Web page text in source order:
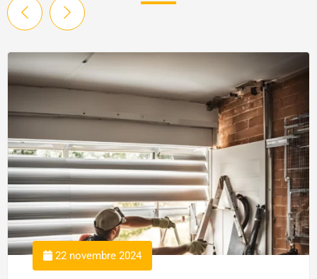
22 novembre 2024